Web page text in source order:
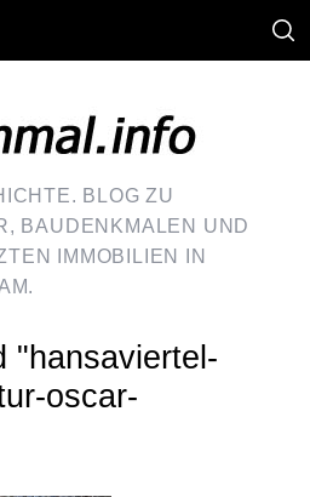
BLOG ZU
BAUDENKMALEN UND
IMMOBILIEN IN
"hansaviertel-
oscar-